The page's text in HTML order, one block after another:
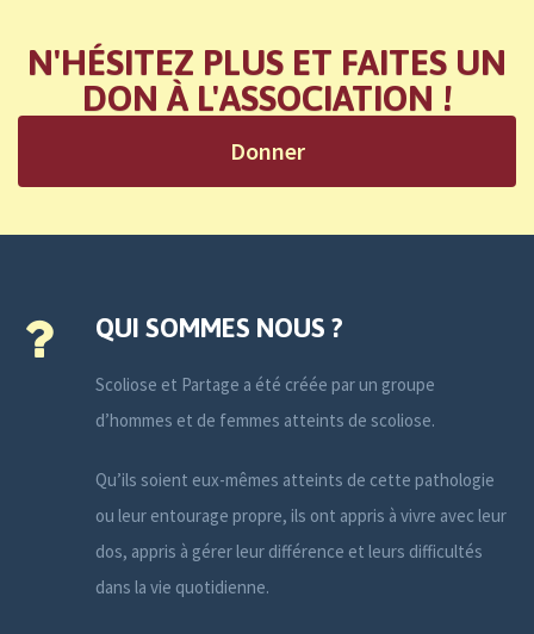
N'HÉSITEZ PLUS ET FAITES UN
DON À L'ASSOCIATION !
Donner
QUI SOMMES NOUS ?
Scoliose et Partage a été créée par un groupe
d’hommes et de femmes atteints de scoliose.
Qu’ils soient eux-mêmes atteints de cette pathologie
ou leur entourage propre, ils ont appris à vivre avec leur
dos, appris à gérer leur différence et leurs difficultés
dans la vie quotidienne.